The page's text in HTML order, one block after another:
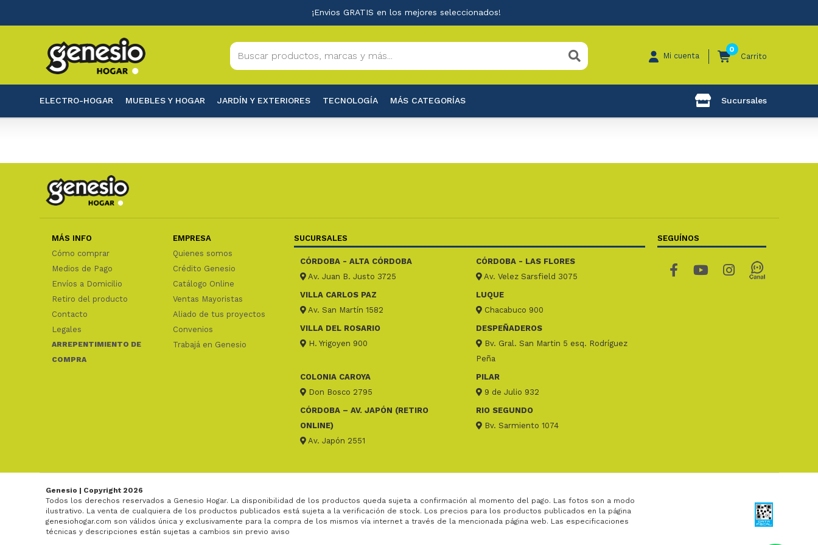
¡Envios GRATIS en los mejores seleccionados!
Mi cuenta
0
Carrito
ELECTRO-HOGAR MUEBLES Y HOGAR JARDÍN Y EXTERIORES TECNOLOGÍA MÁS CATEGORÍAS Sucursales
MÁS INFO
Cómo comprar
Medios de Pago
Envíos a Domicilio
Retiro del producto
Contacto
Legales
ARREPENTIMIENTO DE
COMPRA
EMPRESA
Quienes somos
Crédito Genesio
Catálogo Online
Ventas Mayoristas
Aliado de tus proyectos
Convenios
Trabajá en Genesio
SUCURSALES
CÓRDOBA - ALTA CÓRDOBA
Av. Juan B. Justo 3725
CÓRDOBA - LAS FLORES
Av. Velez Sarsfield 3075
VILLA CARLOS PAZ
Av. San Martín 1582
LUQUE
Chacabuco 900
VILLA DEL ROSARIO
H. Yrigoyen 900
DESPEÑADEROS
Bv. Gral. San Martin 5 esq. Rodríguez
Peña
COLONIA CAROYA
Don Bosco 2795
PILAR
9 de Julio 932
CÓRDOBA – AV. JAPÓN (RETIRO
ONLINE)
Av. Japón 2551
RIO SEGUNDO
Bv. Sarmiento 1074
SEGUÍNOS
Genesio | Copyright 2026
Todos los derechos reservados a Genesio Hogar. La disponibilidad de los productos queda sujeta a confirmación al momento del pago. Las fotos son a modo
ilustrativo. La venta de cualquiera de los productos publicados está sujeta a la verificación de stock. Los precios para los productos publicados en la página
genesiohogar.com son válidos única y exclusivamente para la compra de los mismos vía internet a través de la mencionada página web. Las especificaciones
técnicas y descripciones están sujetas a cambios sin previo aviso